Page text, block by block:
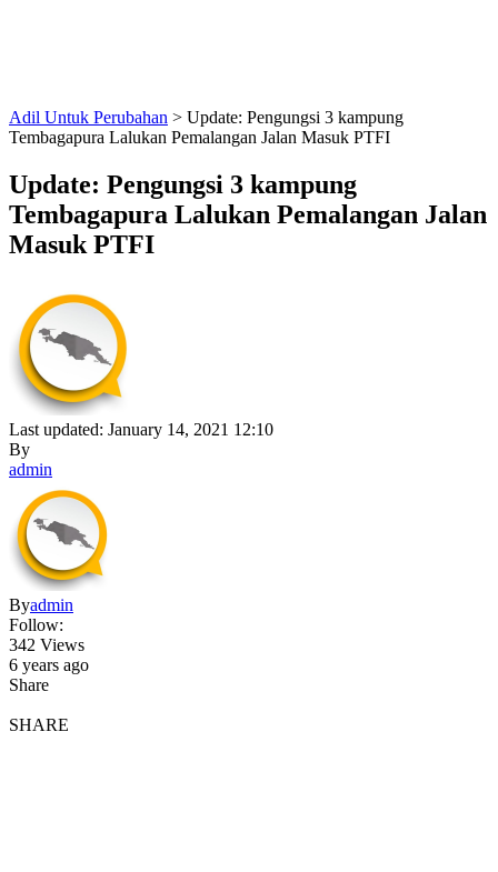
Adil Untuk Perubahan > Update: Pengungsi 3 kampung
Tembagapura Lalukan Pemalangan Jalan Masuk PTFI
Update: Pengungsi 3 kampung
Tembagapura Lalukan Pemalangan Jalan
Masuk PTFI
Last updated: January 14, 2021 12:10
By
admin
Byadmin
Follow:
342 Views
6 years ago
Share
SHARE